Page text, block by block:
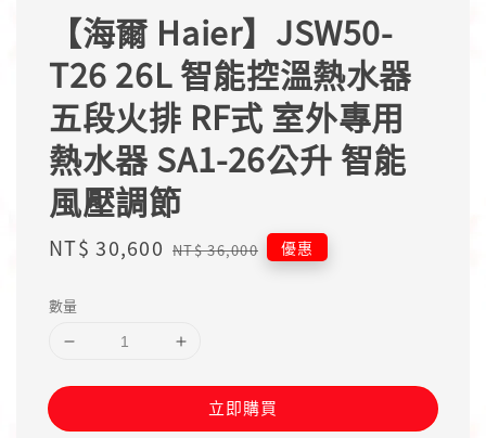
【海爾 Haier】JSW50-
T26 26L 智能控溫熱水器
五段火排 RF式 室外專用
熱水器 SA1-26公升 智能
風壓調節
Sale
NT$ 30,600 Regular
NT$ 36,000 優惠
數量
立即購買